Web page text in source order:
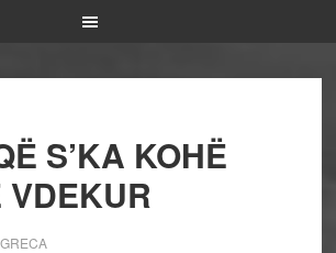
S’KA KOHË
VDEKUR